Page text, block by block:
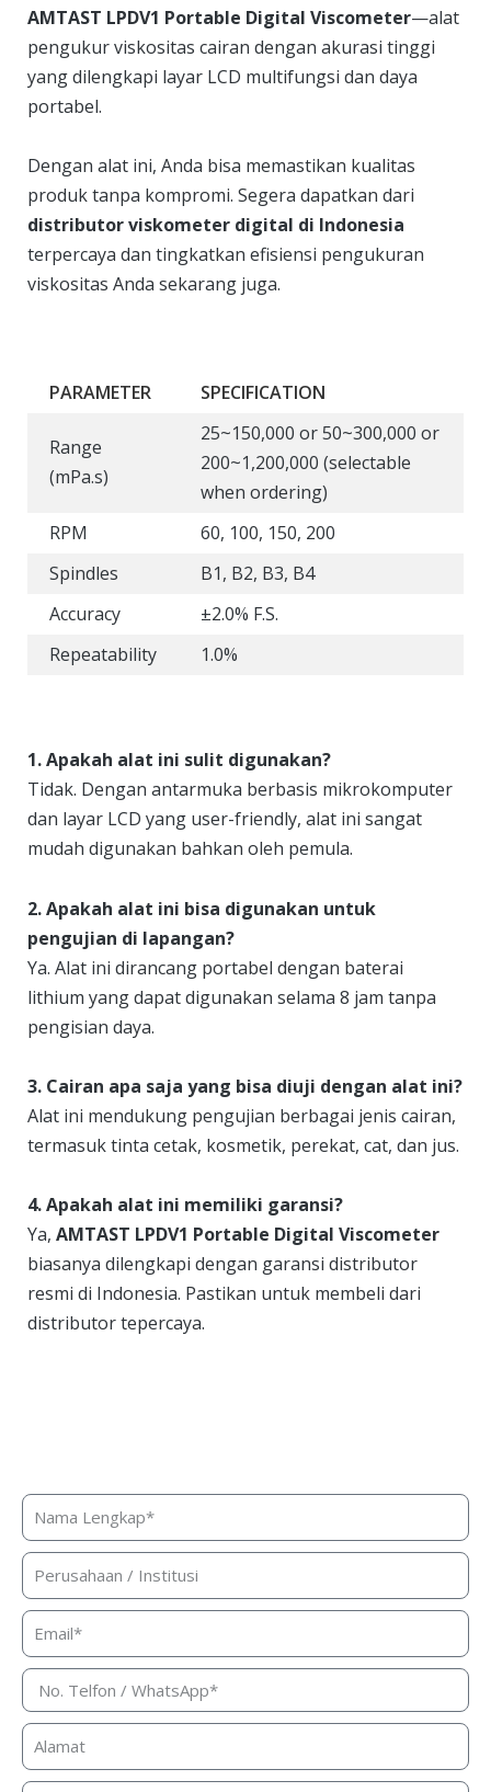
AMTAST LPDV1 Portable Digital Viscometer—alat
pengukur viskositas cairan dengan akurasi tinggi
yang dilengkapi layar LCD multifungsi dan daya
portabel.
Dengan alat ini, Anda bisa memastikan kualitas
produk tanpa kompromi. Segera dapatkan dari
distributor viskometer digital di Indonesia
terpercaya dan tingkatkan efisiensi pengukuran
viskositas Anda sekarang juga.
PARAMETER SPECIFICATION
Range
(mPa.s)
25~150,000 or 50~300,000 or
200~1,200,000 (selectable
when ordering)
RPM
60, 100, 150, 200
Spindles
B1, B2, B3, B4
Accuracy
±2.0% F.S.
Repeatability
1.0%
1. Apakah alat ini sulit digunakan?
Tidak. Dengan antarmuka berbasis mikrokomputer
dan layar LCD yang user-friendly, alat ini sangat
mudah digunakan bahkan oleh pemula.
2. Apakah alat ini bisa digunakan untuk
pengujian di lapangan?
Ya. Alat ini dirancang portabel dengan baterai
lithium yang dapat digunakan selama 8 jam tanpa
pengisian daya.
3. Cairan apa saja yang bisa diuji dengan alat ini?
Alat ini mendukung pengujian berbagai jenis cairan,
termasuk tinta cetak, kosmetik, perekat, cat, dan jus.
4. Apakah alat ini memiliki garansi?
Ya, AMTAST LPDV1 Portable Digital Viscometer
biasanya dilengkapi dengan garansi distributor
resmi di Indonesia. Pastikan untuk membeli dari
distributor tepercaya.